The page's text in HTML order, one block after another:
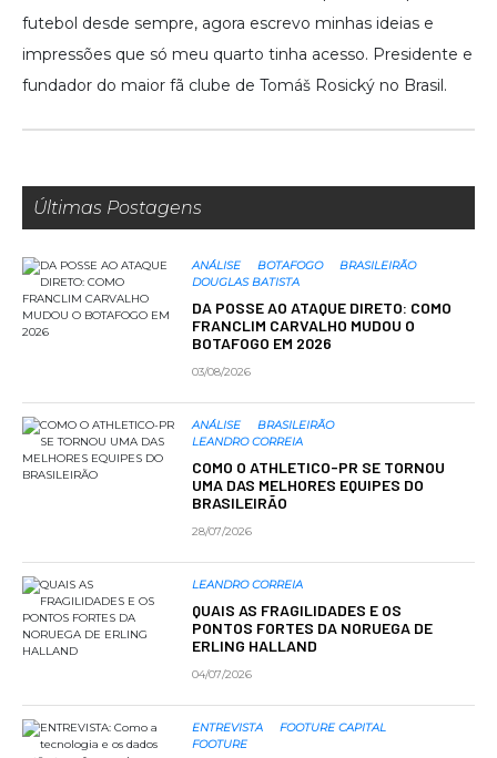
futebol desde sempre, agora escrevo minhas ideias e
impressões que só meu quarto tinha acesso. Presidente e
fundador do maior fã clube de Tomáš Rosický no Brasil.
Últimas Postagens
ANÁLISE BOTAFOGO
BRASILEIRÃO
DOUGLAS BATISTA
DA POSSE AO ATAQUE DIRETO: COMO
FRANCLIM CARVALHO MUDOU O
BOTAFOGO EM 2026
03/08/2026
ANÁLISE
BRASILEIRÃO
LEANDRO CORREIA
COMO O ATHLETICO-PR SE TORNOU
UMA DAS MELHORES EQUIPES DO
BRASILEIRÃO
28/07/2026
LEANDRO CORREIA
QUAIS AS FRAGILIDADES E OS
PONTOS FORTES DA NORUEGA DE
ERLING HALLAND
04/07/2026
ENTREVISTA
FOOTURE CAPITAL
FOOTURE